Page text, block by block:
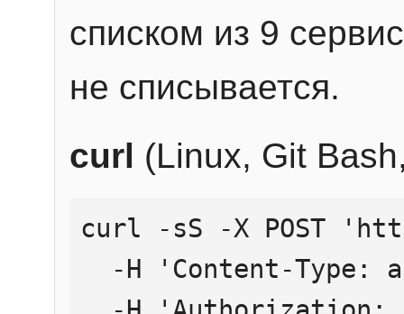
списком из 9
не списывается.
curl (Linux, Git
curl -sS -X POST